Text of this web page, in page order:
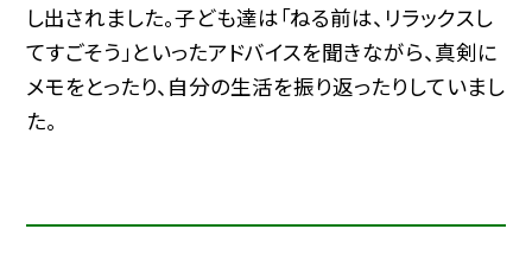
し出されました。子ども達は「ねる前は、リラックスし
てすごそう」といったアドバイスを聞きながら、真剣に
メモをとったり、自分の生活を振り返ったりしていまし
た。